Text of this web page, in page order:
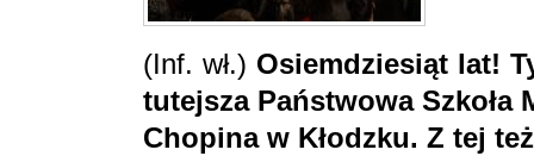
(Inf. wł.) Osiemdziesiąt lat!
tutejsza Państwowa Szkoła
Chopina w Kłodzku. Z tej